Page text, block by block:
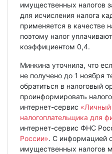
имущественных налогов
для исчисления налога
применяется в качестве
поэтому налог
коэффициентом 0,4.
Минкина уточнила, что
не получено до 1 ноября
обратиться в налоговый
проинформировать
интернет-сервис «Личный
налогоплательщика для
интернет-сервис ФНС
России». С информацией
имущественных налогов